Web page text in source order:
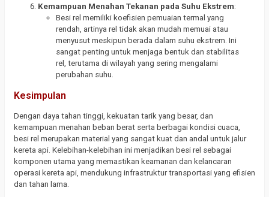
Kemampuan Menahan Tekanan pada Suhu Ekstrem:
Besi rel memiliki koefisien pemuaian termal yang
rendah, artinya rel tidak akan mudah memuai atau
menyusut meskipun berada dalam suhu ekstrem. Ini
sangat penting untuk menjaga bentuk dan stabilitas
rel, terutama di wilayah yang sering mengalami
perubahan suhu.
Kesimpulan
Dengan daya tahan tinggi, kekuatan tarik yang besar, dan
kemampuan menahan beban berat serta berbagai kondisi cuaca,
besi rel merupakan material yang sangat kuat dan andal untuk jalur
kereta api. Kelebihan-kelebihan ini menjadikan besi rel sebagai
komponen utama yang memastikan keamanan dan kelancaran
operasi kereta api, mendukung infrastruktur transportasi yang efisien
dan tahan lama.